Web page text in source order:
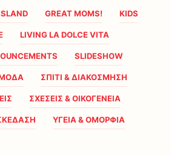
GREAT MOMS! KIDS
LIVING LA DOLCE VITA
SLIDESHOW
ΣΠΙΤΙ & ΔΙΑΚΟΣΜΗΣΗ
ΣΧΕΣΕΙΣ & ΟΙΚΟΓΕΝΕΙΑ
ΥΓΕΙΑ & ΟΜΟΡΦΙΑ